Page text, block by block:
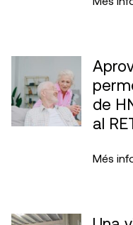
de
al
Més